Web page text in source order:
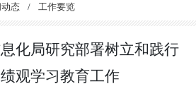
态 / 工作要览
化局研究部署树立和践行
观学习教育工作